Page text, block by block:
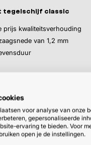
tegelschijf classic
prijs kwaliteitsverhouding
van 1,2 mm
voor analyse van onze
gepersonaliseerde
ervaring te bieden. Voor
open je de instellingen.